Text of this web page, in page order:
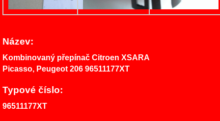
Název:
Kombinovaný přepínač Citroen XSARA
Picasso, Peugeot 206 96511177XT
Typové číslo:
96511177XT